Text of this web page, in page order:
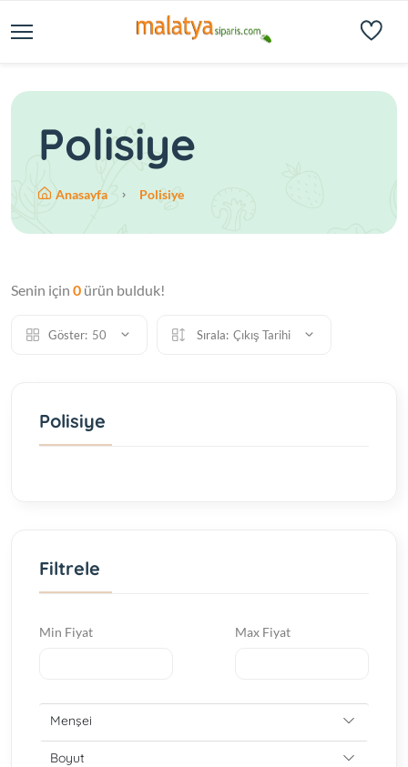
Polisiye
Anasayfa Polisiye
Senin için 0 ürün bulduk!
Göster: 50 Sırala: Çıkış Tarihi
Polisiye
Filtrele
Min Fiyat Max Fiyat
Menşei
Boyut